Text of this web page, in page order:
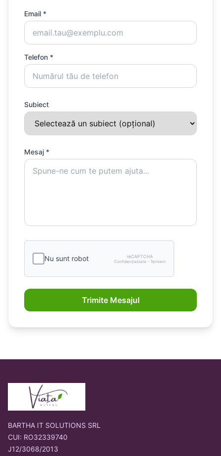
Email *
Telefon *
Subiect
Mesaj *
Nu sunt robot reCAPTCHA
Confidențialitate - Termeni
Trimite Mesajul
BARTHA IT SOLUTIONS SRL
CUI: RO32339740
J12/3068/2013